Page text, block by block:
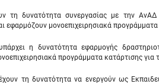
τη δυνατότητα συνεργασίας με την ΑνΑΔ
εφαρμόζουν μονοεπιχειρησιακά
η δυνατότητα εφαρμογής
προγράμματα κατάρτισης
τη δυνατότητα να ενεργούν ως